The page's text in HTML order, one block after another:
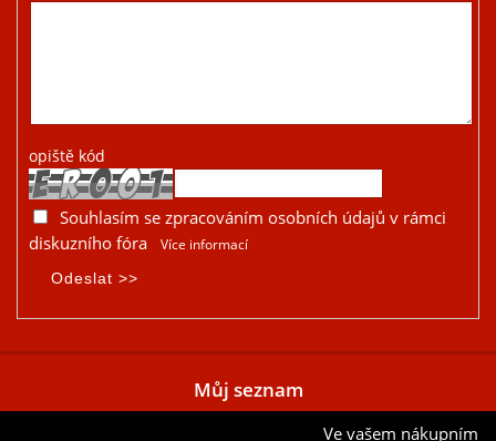
opiště kód
Souhlasím se zpracováním osobních údajů v rámci
diskuzního fóra
Více informací
Můj seznam
Ve vašem nákupním